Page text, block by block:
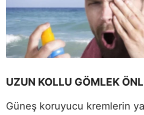
UZUN KOLLU GÖMLEK
Güneş koruyucu kremlerin